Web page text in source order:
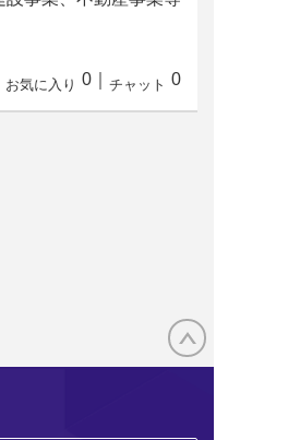
お気に入り 0 チャット 0